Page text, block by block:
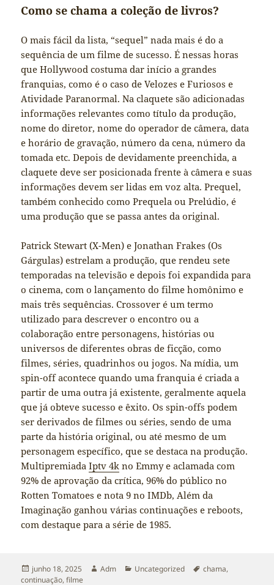
Como se chama a coleção de livros?
O mais fácil da lista, “sequel” nada mais é do a
sequência de um filme de sucesso. É nessas horas
que Hollywood costuma dar início a grandes
franquias, como é o caso de Velozes e Furiosos e
Atividade Paranormal. Na claquete são adicionadas
informações relevantes como título da produção,
nome do diretor, nome do operador de câmera, data
e horário de gravação, número da cena, número da
tomada etc. Depois de devidamente preenchida, a
claquete deve ser posicionada frente à câmera e suas
informações devem ser lidas em voz alta. Prequel,
também conhecido como Prequela ou Prelúdio, é
uma produção que se passa antes da original.
Patrick Stewart (X-Men) e Jonathan Frakes (Os
Gárgulas) estrelam a produção, que rendeu sete
temporadas na televisão e depois foi expandida para
o cinema, com o lançamento do filme homônimo e
mais três sequências. Crossover é um termo
utilizado para descrever o encontro ou a
colaboração entre personagens, histórias ou
universos de diferentes obras de ficção, como
filmes, séries, quadrinhos ou jogos. Na mídia, um
spin-off acontece quando uma franquia é criada a
partir de uma outra já existente, geralmente aquela
que já obteve sucesso e êxito. Os spin-offs podem
ser derivados de filmes ou séries, sendo de uma
parte da história original, ou até mesmo de um
personagem específico, que se destaca na produção.
MultipremiadaIptv 4k no Emmy e aclamada com
92% de aprovação da crítica, 96% do público no
Rotten Tomatoes e nota 9 no IMDb, Além da
Imaginação ganhou várias continuações e reboots,
com destaque para a série de 1985.
Publicado
em
junho 18, 2025 Autor
Adm Categorias
Uncategorized Tags
chama,
continuação,filme